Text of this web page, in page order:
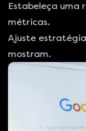
Estabeleça uma
métricas.
Ajuste
mostram.